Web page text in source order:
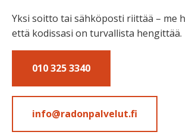
Yksi soitto tai sähköposti riittää – me
että kodissasi on turvallista hengittää.
010 325 3340
info@radonpalvelut.fi